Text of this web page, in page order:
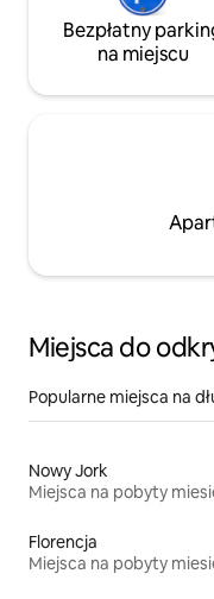
Bezpłatny
na miejscu
Miejsca do
Popularne miejsca na
Nowy Jork
Miejsca na pobyty
Florencja
Miejsca na pobyty